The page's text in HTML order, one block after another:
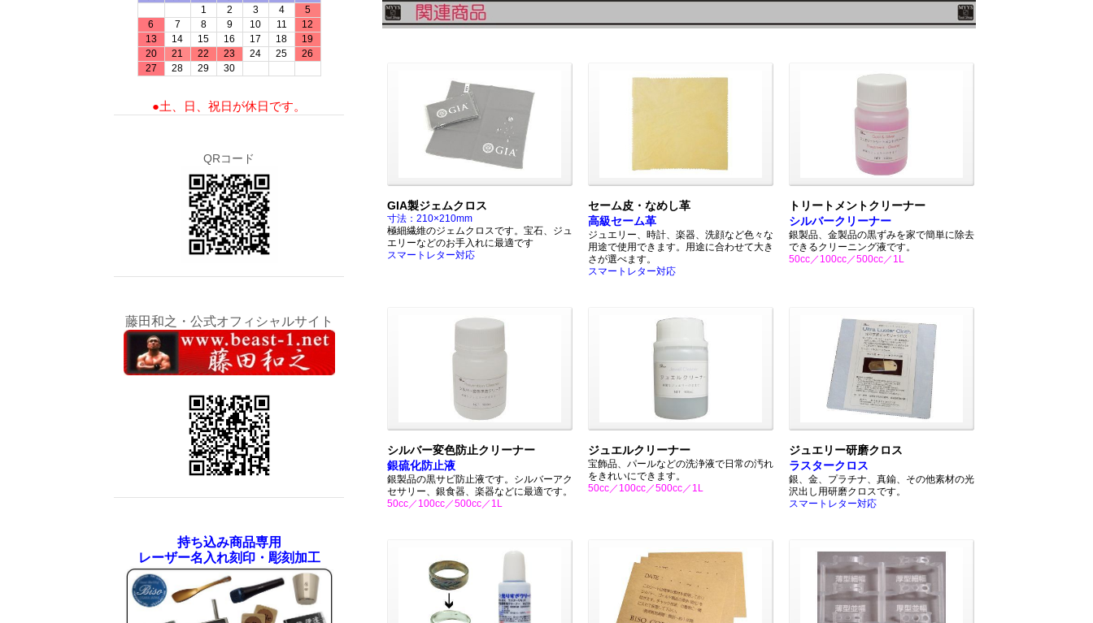
GIA製ジェムクロス
寸法：210×210mm
極細繊維のジェムクロスです。宝石、ジュ
エリーなどのお手入れに最適です
スマートレター対応
セーム皮・なめし革
高級セーム革
ジュエリー、時計、楽器、洗顔など色々な
用途で使用できます。用途に合わせて大き
さが選べます。
スマートレター対応
トリートメントクリーナー
シルバークリーナー
銀製品、金製品の黒ずみを家で簡単に除去
できるクリーニング液です。
50cc／100cc／500cc／1L
シルバー変色防止クリーナー
銀硫化防止液
銀製品の黒サビ防止液です。シルバーアク
セサリー、銀食器、楽器などに最適です。
50cc／100cc／500cc／1L
ジュエルクリーナー
宝飾品、パールなどの洗浄液で日常の汚れ
をきれいにできます。
50cc／100cc／500cc／1L
ジュエリー研磨クロス
ラスタークロス
銀、金、プラチナ、真鍮、その他素材の光
沢出し用研磨クロスです。
スマートレター対応
1
2 3 4
5
6
7 8 9 10 11
12
13
14 15 16 17 18
19
20
21 22 23 24 25
26
27
28 29 30
●土、日、祝日が休日です。
QRコード
藤田和之・公式オフィシャルサイト
持ち込み商品専用
レーザー名入れ刻印・彫刻加工